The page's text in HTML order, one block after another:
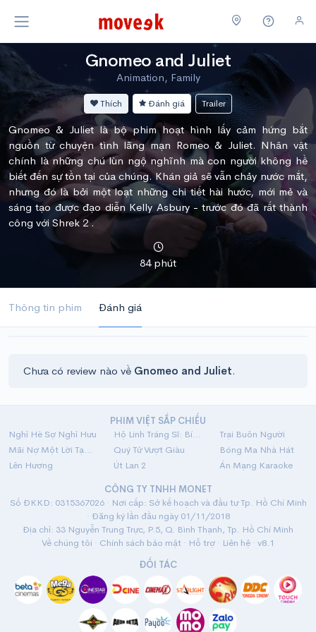
Gnomeo and Juliet
Animation, Family
Thích Đánh giá Trailer
Gnomeo & Juliet là bộ phim hoạt hình lấy cảm hứng bắt
nguồn từ chuyện tình lãng mạn Romeo & Juliet. Nhân vật
chính là những chú lùn ngộ nghĩnh mà con người không hề
biết đến sự tồn tại của chúng. Khán giả sẽ vẫn chảy nước mắt,
nhưng đó là bởi một loạt những chi tiết hài hước, mới mẻ và
sáng tạo được đạo diễn Kelly Asbury - trước đó đã rất thành
công với Shrek 2 .
84 phút
Thông tin phim Đánh giá
Chưa có review nào về Gnomeo and Juliet.
PHIM VIỆT SẮP CHIẾU
Nghỉ Hè Sợ Nghỉ Hưu
Hộ Linh Tráng Sĩ: Bí Ẩn Mộ Vua Đinh
Trại Buôn Người
Mãi Nợ Một Lời Tạm Biệt
Quý Tử Vượt Giàu
Bóng Ma Nhà Hát
Lên Hương
Út Lan 2
Án Mạng Karaoke
CÔNG TY TNHH MONET
Số ĐKKD: 0315367026 · Nơi cấp: Sở kế hoạch và đầu tư Tp. Hồ Chí Minh
· Đăng ký lần đầu ngày 01/11/2018
Địa chỉ: 33 Nguyễn Trung Trực, P.5, Q. Bình Thạnh, Tp. Hồ Chí Minh
Về chúng tôi · Chính sách bảo mật · Hỗ trợ · Liên hệ · v8.1
ĐỐI TÁC